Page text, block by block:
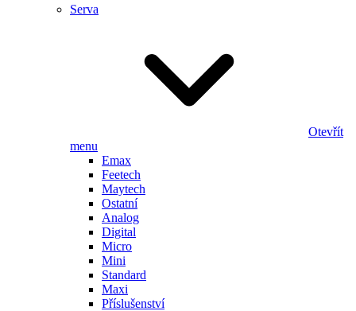
Serva
Otevřít
menu
Emax
Feetech
Maytech
Ostatní
Analog
Digital
Micro
Mini
Standard
Maxi
Příslušenství